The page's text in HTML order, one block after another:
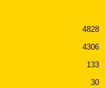
4828
4306
133
30